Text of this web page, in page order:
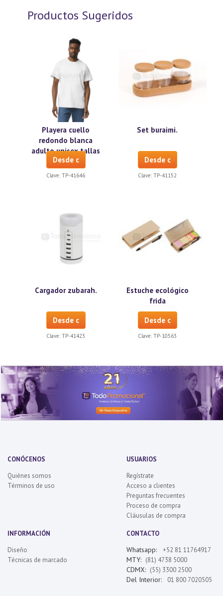
Productos Sugeridos
Playera cuello
redondo blanca
adulto unisex tallas
s-xl
Desde c
Clave: TP-41646
Set buraimi.
Desde c
Clave: TP-41152
Cargador zubarah.
Desde c
Clave: TP-41423
Estuche ecológico
frida
Desde c
Clave: TP-10563
CONÓCENOS
Quiénes somos
Términos de uso
USUARIOS
Regístrate
Acceso a clientes
Preguntas frecuentes
Proceso de compra
Cláusulas de compra
INFORMACIÓN
Diseño
Técnicas de marcado
CONTACTO
Whatsapp: +52 81 11764917
MTY: (81) 4738 5000
CDMX: (55) 3300 2500
Del Interior: 01 800 7020505